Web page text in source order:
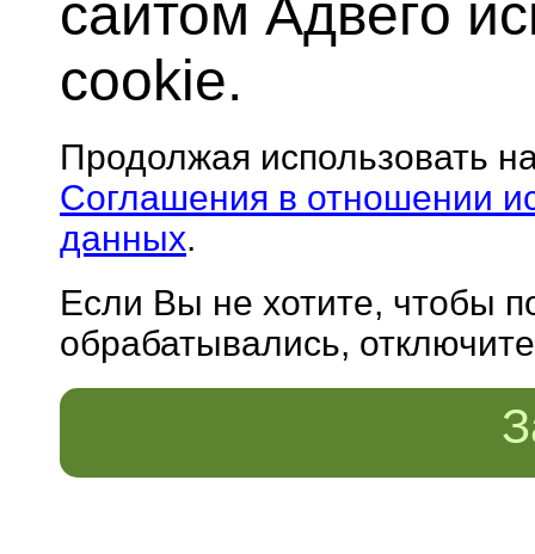
сайтом Адвего
cookie.
Продолжая использовать
Соглашения в отношении
данных.
Если Вы не хотите, чтобы
обрабатывались,